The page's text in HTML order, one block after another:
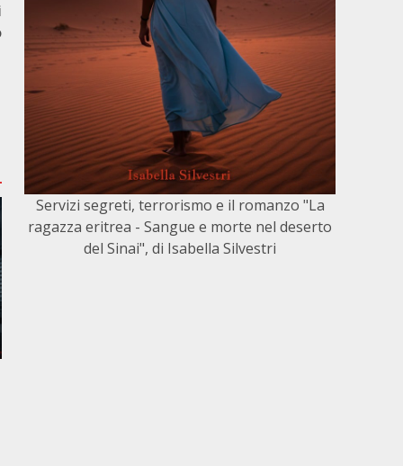
Servizi segreti, terrorismo e il romanzo "La
ragazza eritrea - Sangue e morte nel deserto
del Sinai", di Isabella Silvestri